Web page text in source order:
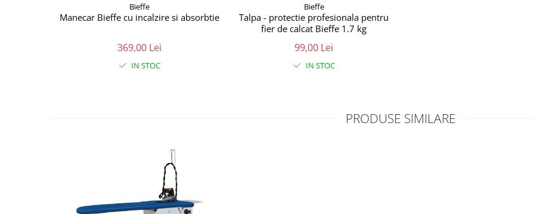
Bieffe
Manecar Bieffe cu incalzire si absorbtie
369,00 Lei
IN STOC
Bieffe
Talpa - protectie profesionala pentru
fier de calcat Bieffe 1.7 kg
99,00 Lei
IN STOC
PRODUSE SIMILARE